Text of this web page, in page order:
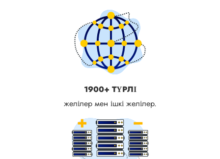
1900+ ТҮРЛІ
желілер мен ішкі желілер.